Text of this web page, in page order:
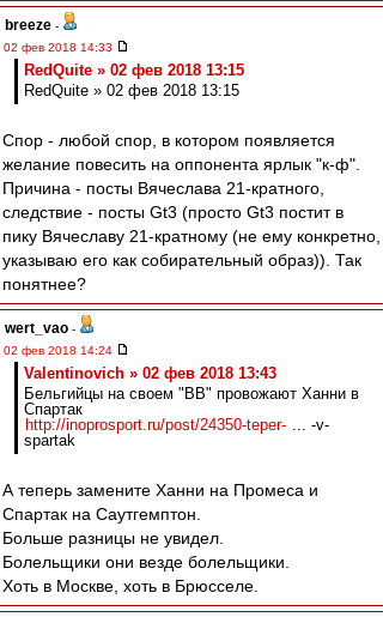
breeze -
02 фев 2018 14:33
RedQuite » 02 фев 2018 13:15
RedQuite » 02 фев 2018 13:15
Спор - любой спор, в котором появляется
желание повесить на оппонента ярлык "к-ф".
Причина - посты Вячеслава 21-кратного,
следствие - посты Gt3 (просто Gt3 постит в
пику Вячеславу 21-кратному (не ему конкретно,
указываю его как собирательный образ)). Так
понятнее?
wert_vao -
02 фев 2018 14:24
Valentinovich » 02 фев 2018 13:43
Бельгийцы на своем "ВВ" провожают Ханни в
Спартак
http://inoprosport.ru/post/24350-teper- ... -v-
spartak
А теперь замените Ханни на Промеса и
Спартак на Саутгемптон.
Больше разницы не увидел.
Болельщики они везде болельщики.
Хоть в Москве, хоть в Брюсселе.